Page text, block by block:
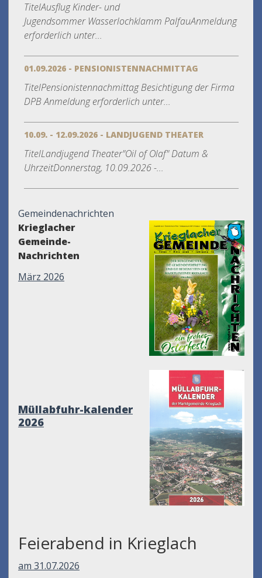
TitelAusflug Kinder- und
Jugendsommer Wasserlochklamm PalfauAnmeldung
erforderlich unter...
01.09.2026 - PENSIONISTENNACHMITTAG
TitelPensionistennachmittag Besichtigung der Firma
DPB Anmeldung erforderlich unter...
10.09. - 12.09.2026 - LANDJUGEND THEATER
TitelLandjugend Theater"Oil of Olaf" Datum &
UhrzeitDonnerstag, 10.09.2026 -...
Gemeindenachrichten
Krieglacher
Gemeinde-
Nachrichten
März 2026
Müllabfuhr-kalender
2026
Feierabend in Krieglach
am 31.07.2026